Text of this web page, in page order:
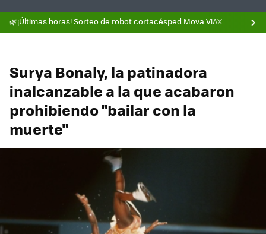
🌿¡Últimas horas! Sorteo de robot cortacésped Mova ViAX
Surya Bonaly, la patinadora
inalcanzable a la que acabaron
prohibiendo "bailar con la
muerte"